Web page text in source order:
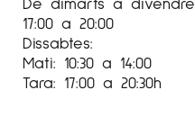
17:00 a 20:00
Dissabtes:
Mati: 10:30 a 14:00
Tara: 17:00 a 20:30h